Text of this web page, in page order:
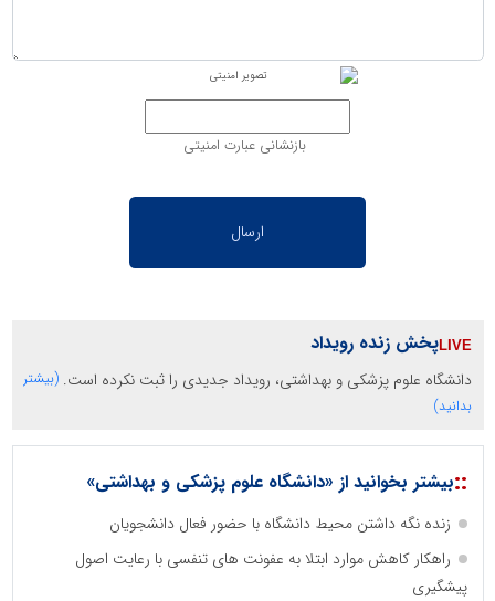
بازنشانی عبارت امنیتی
پخش زنده رویداد
دانشگاه علوم پزشکی و بهداشتی، رویداد جدیدی را ثبت نکرده است. (بیشتر
بدانید)
::بیشتر بخوانید از «دانشگاه علوم پزشکی و بهداشتی»
زنده نگه داشتن محیط دانشگاه با حضور فعال دانشجویان
راهکار کاهش موارد ابتلا به عفونت های تنفسی با رعایت اصول
پیشگیری